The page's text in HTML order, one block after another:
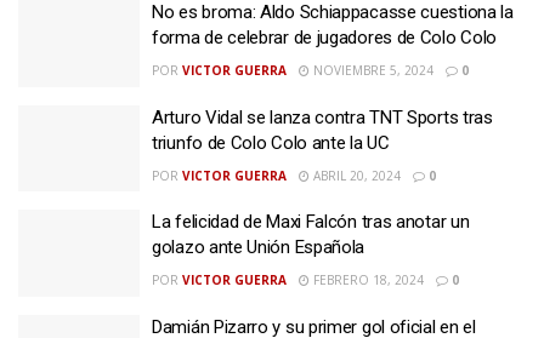
No es broma: Aldo Schiappacasse cuestiona la
forma de celebrar de jugadores de Colo Colo
POR VICTOR GUERRA NOVIEMBRE 5, 2024 0
Arturo Vidal se lanza contra TNT Sports tras
triunfo de Colo Colo ante la UC
POR VICTOR GUERRA ABRIL 20, 2024 0
La felicidad de Maxi Falcón tras anotar un
golazo ante Unión Española
POR VICTOR GUERRA FEBRERO 18, 2024 0
Damián Pizarro y su primer gol oficial en el